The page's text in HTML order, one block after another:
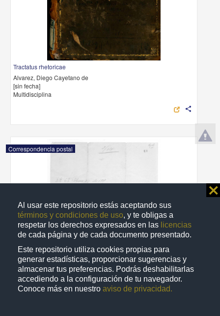
Al usar este repositorio estás aceptando sus
términos y condiciones de uso, y te obligas a
respetar los derechos expresados en las licencias
de cada página y de cada documento presentado.
Este repositorio utiliza cookies propias para
generar estadísticas, proporcionar sugerencias y
almacenar tus preferencias. Podrás deshabilitarlas
accediendo a la configuración de tu navegador.
Conoce más en nuestro aviso de privacidad.
⨯
Tractatus rhetoricae
Alvarez, Diego Cayetano de
[sin fecha]
Multidisciplina
share
Correspondencia postal
Recomienda José Lopp a Jesús Duarte